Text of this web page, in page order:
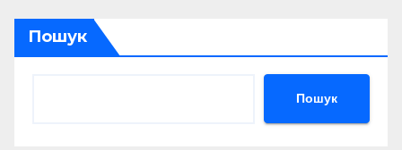
Пошук
Пошук